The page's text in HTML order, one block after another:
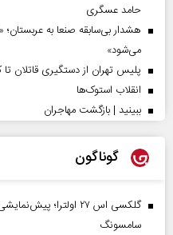
حامد عسگری
هشدار بی‌سابقه صنعا به
می‌شود»
پلیس تهران از دستگیری قاتلان تا کشف سرقت ۱۰
انقلاب استوک‌ها
ببینید | بازگشت مهاجران
گوناگون
گلکسی اس ۲۷ اولترا؛
سامسونگ